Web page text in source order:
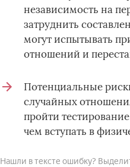
независимость на
затруднить
могут испытывать
отношений и
Потенциальные
случайных
пройти
чем вступать в
Нашли в тексте ошибку?